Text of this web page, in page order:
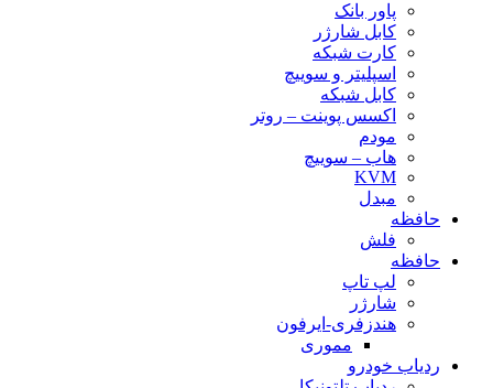
پاور بانک
کابل شارژر
کارت شبکه
اسپلیتر و سوییچ
کابل شبکه
اکسس پوینت – روتر
مودم
هاب – سوییچ
KVM
مبدل
حافظه
فلش
حافظه
لپ تاپ
شارژر
هندزفری-ایرفون
مموری
ردیاب خودرو